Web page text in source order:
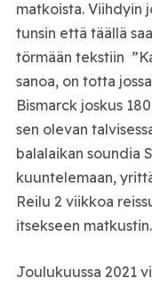
matkoista. Viihdyin
tunsin että täällä
törmään tekstiin
sanoa, on totta
Bismarck joskus
sen olevan
balalaikan soundia
kuuntelemaan,
Reilu 2 viikkoa
itsekseen matkustin.
Joulukuussa 2021